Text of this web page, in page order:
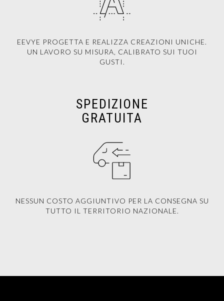
EEVYE PROGETTA E REALIZZA CREAZIONI UNICHE.
UN LAVORO SU MISURA, CALIBRATO SUI TUOI
GUSTI.
SPEDIZIONE
GRATUITA
NESSUN COSTO AGGIUNTIVO PER LA CONSEGNA SU
TUTTO IL TERRITORIO NAZIONALE.